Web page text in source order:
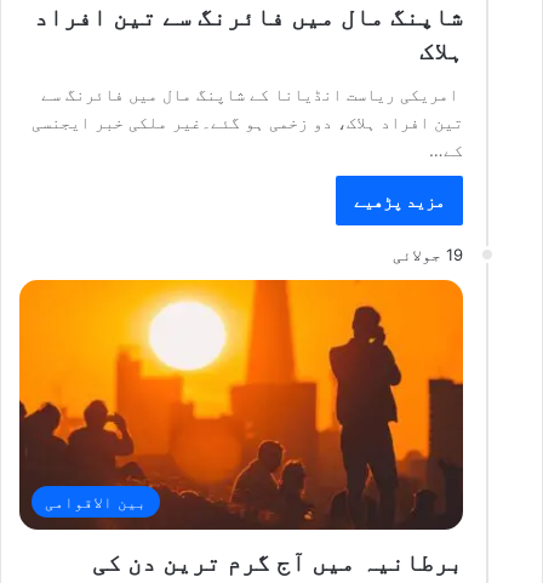
شاپنگ مال میں فائرنگ سے تین افراد
ہلاک
امریکی ریاست انڈیانا کے شاپنگ مال میں فائرنگ سے
تین افراد ہلاک، دو زخمی ہو گئے۔غیر ملکی خبر ایجنسی
کے…
مزید پڑھیے
19 جولائی
بین الاقوامی
برطانیہ میں آج گرم ترین دن کی